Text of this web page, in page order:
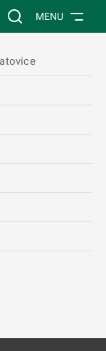
Vyhledávání na
MENU
kartě